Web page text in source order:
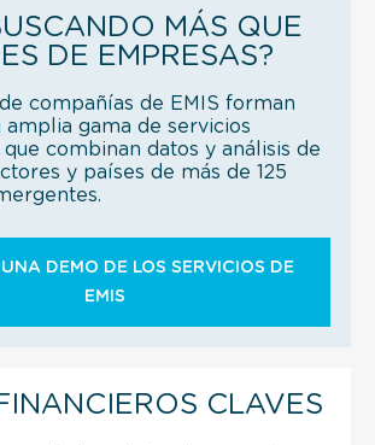
MÁS QUE
DE EMPRESAS?
compañías de EMIS forman
amplia gama de servicios
combinan datos y análisis de
y países de más de 125
DEMO DE LOS SERVICIOS DE
EMIS
CLAVES